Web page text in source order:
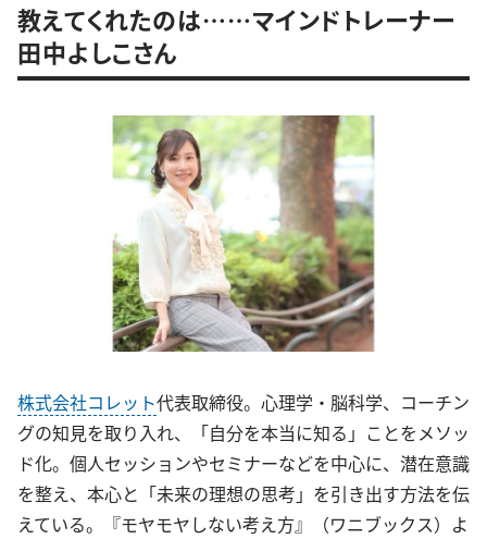
教えてくれたのは……マインドトレーナー
田中よしこさん
株式会社コレット代表取締役。心理学・脳科学、コーチン
グの知見を取り入れ、「自分を本当に知る」ことをメソッ
ド化。個人セッションやセミナーなどを中心に、潜在意識
を整え、本心と「未来の理想の思考」を引き出す方法を伝
えている。『モヤモヤしない考え方』（ワニブックス）よ